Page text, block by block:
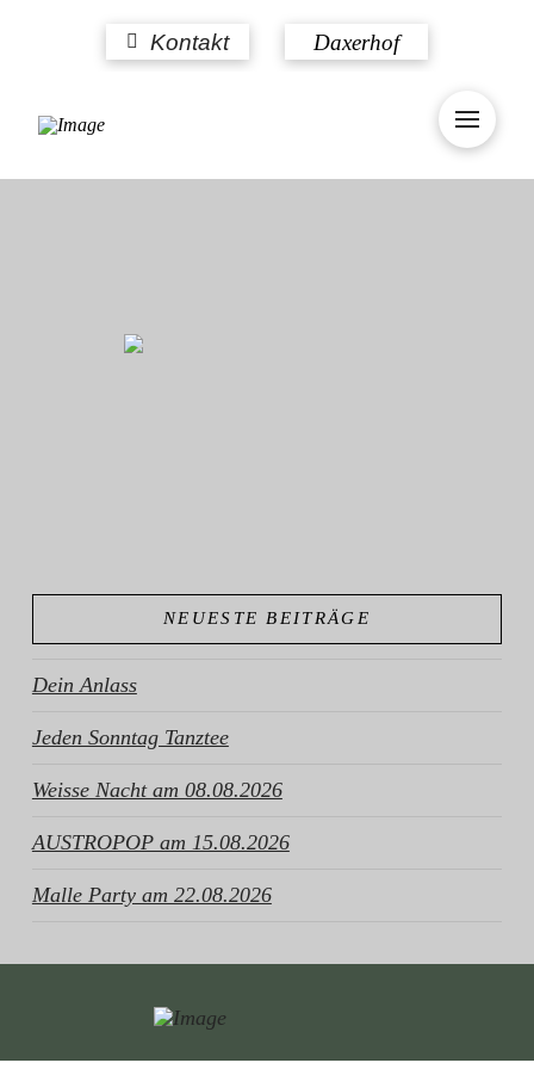
Kontakt Daxerhof
NEUESTE BEITRÄGE
Dein Anlass
Jeden Sonntag Tanztee
Weisse Nacht am 08.08.2026
AUSTROPOP am 15.08.2026
Malle Party am 22.08.2026